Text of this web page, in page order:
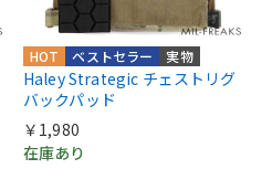
実物
ベストセラー
HOT
Haley Strategic チェストリグ
バックパッド
￥1,980
在庫あり